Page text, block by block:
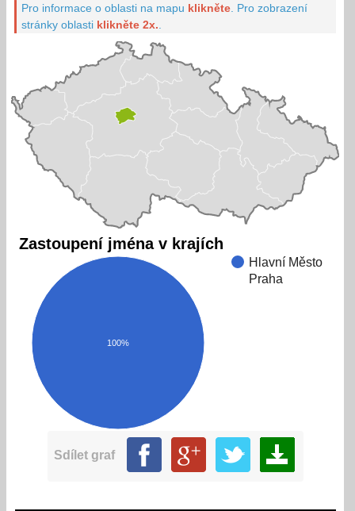
Pro informace o oblasti na mapu klikněte Pro zobrazení
stránky oblasti klikněte 2x.
Zastoupení jména v krajích
Hlavní Město
Praha
100%
Sdílet graf